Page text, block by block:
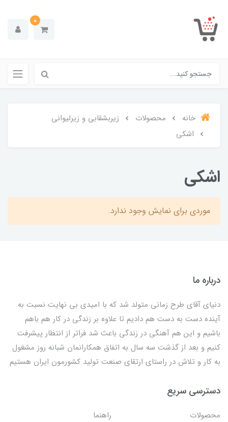
0
خانه محصولات
زیربشقابی و زیرلیوانی
اشکی
اشکی
موردی برای نمایش وجود ندارد.
درباره ما
دنیای آقای طرح زمانی متولد شد که با امیدی بی نهایت نسبت به
آینده دست به دست هم دادیم تا علاوه بر زندگی در کار هم باهم
باشیم و این هم آهنگی در زندگی باعث شد فراتر از انتظار پیشرفت
کنیم و بعد از گذشت سه سال به اتفاق همکارانمان شبانه روز مشغول
به کار و تلاش در راستای ارتقای صنعت تولید کشورمون ایران هستیم
دسترسی سریع
محصولات
راهنما